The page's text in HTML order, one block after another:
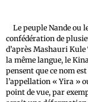
Le peuple Nande ou
confédération de
d’après Mashauri
la même langue, le
pensent que ce nom
l’appellation « Yira »
point de vue, par